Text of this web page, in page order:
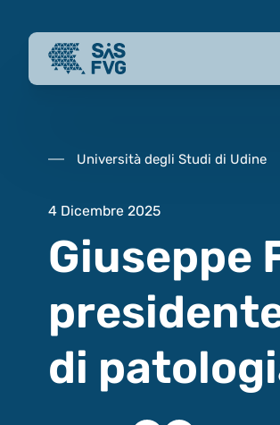
Università degli Studi di Udine
4 Dicembre 2025
Giuseppe
di